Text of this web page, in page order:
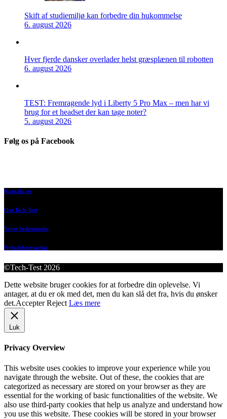
Skift af studiemiljø kan forbedre din hukommelse
6. august 2026
Hver fjerde dansker overlader helst græsplænen til robotten
6. august 2026
TEST: Fremragende lyd i Liberty 5 Pro Max – men har vi
brug for et headset der kan tage noter?
5. august 2026
Følg os på Facebook
Kontakt os
Om Tech-Test
Vores bedømmelse
Nyhedsbrevsarkiv
©Tech-Test 2026
Dette website bruger cookies for at forbedre din oplevelse. Vi
antager, at du er ok med det, men du kan slå det fra, hvis du ønsker
det.Accepter Reject Læs mere
Luk
Privacy Overview
This website uses cookies to improve your experience while you
navigate through the website. Out of these, the cookies that are
categorized as necessary are stored on your browser as they are
essential for the working of basic functionalities of the website. We
also use third-party cookies that help us analyze and understand how
you use this website. These cookies will be stored in your browser